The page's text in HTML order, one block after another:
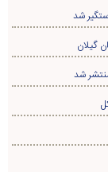
گیلان
شد